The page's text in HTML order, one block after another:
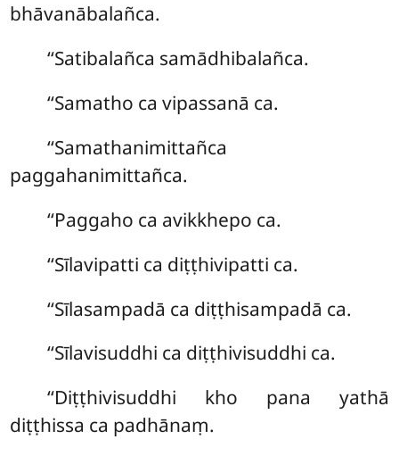
bhāvanābalañca.
‘‘Satibalañca samādhibalañca.
‘‘Samatho ca vipassanā ca.
‘‘Samathanimittañca
paggahanimittañca.
‘‘Paggaho ca avikkhepo ca.
‘‘Sīlavipatti ca diṭṭhivipatti ca.
‘‘Sīlasampadā ca diṭṭhisampadā ca.
‘‘Sīlavisuddhi ca diṭṭhivisuddhi ca.
‘‘Diṭṭhivisuddhi kho pana yathā
diṭṭhissa ca padhānaṃ.